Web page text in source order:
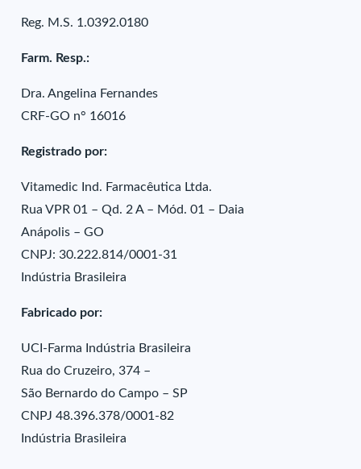
Reg. M.S. 1.0392.0180
Farm. Resp.:
Dra. Angelina Fernandes
CRF-GO n° 16016
Registrado por:
Vitamedic Ind. Farmacêutica Ltda.
Rua VPR 01 – Qd. 2 A – Mód. 01 – Daia
Anápolis – GO
CNPJ: 30.222.814/0001-31
Indústria Brasileira
Fabricado por:
UCI-Farma Indústria Brasileira
Rua do Cruzeiro, 374 –
São Bernardo do Campo – SP
CNPJ 48.396.378/0001-82
Indústria Brasileira